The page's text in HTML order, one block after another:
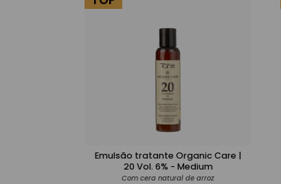
Emulsão tratante Organic Care |
20 Vol. 6% - Medium
Com cera natural de arroz